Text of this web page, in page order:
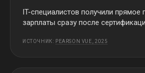
IT-специалистов получили прямое
зарплаты сразу после
ИСТОЧНИК: PEARSON VUE, 2025